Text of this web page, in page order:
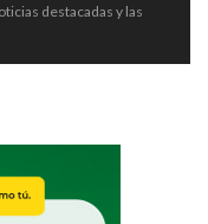
destacadas y las